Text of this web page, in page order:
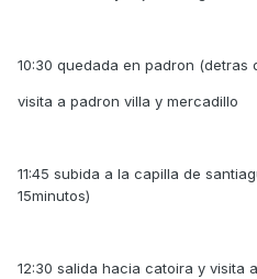
10:30 quedada en padron (detras
visita a padron villa y mercadillo
11:45 subida a la capilla de
15minutos)
12:30 salida hacia catoira y visita